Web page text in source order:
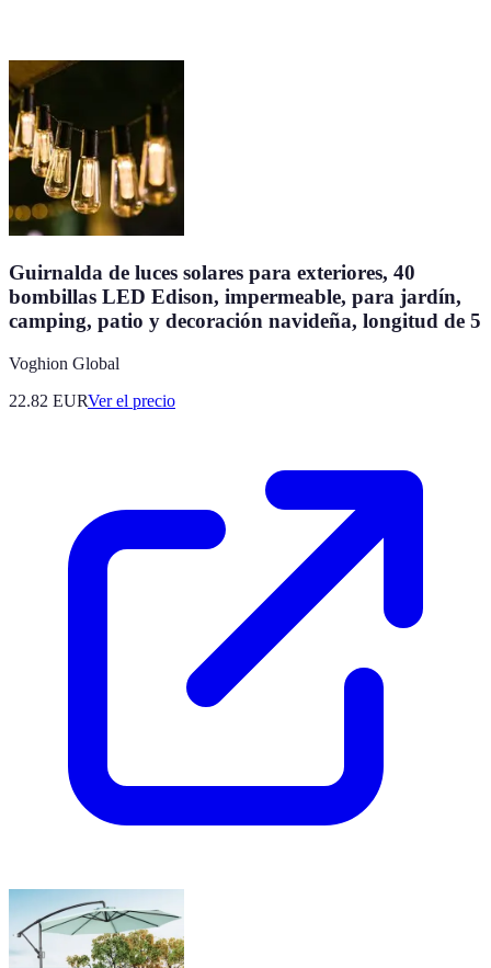
Guirnalda de luces solares para exteriores, 40
bombillas LED Edison, impermeable, para jardín,
camping, patio y decoración navideña, longitud de 5
Voghion Global
22.82 EURVer el precio